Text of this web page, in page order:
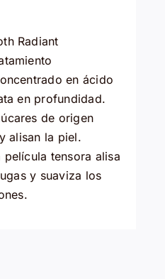
Radiant
en ácido
en profundidad.
de origen
alisan la piel.
película tensora alisa
y suaviza los